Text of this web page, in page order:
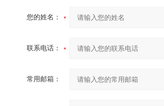
您的姓名：
联系电话：
常用邮箱：